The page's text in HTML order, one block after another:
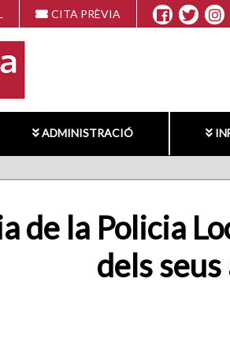
CITA PRÈVIA
ADMINISTRACIÓ
de la Policia
dels